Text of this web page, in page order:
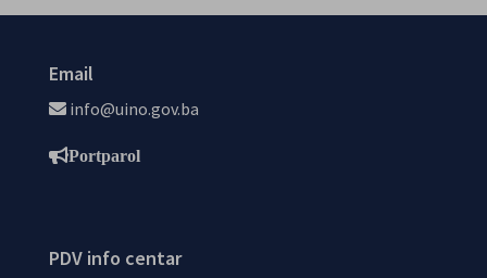
Email
info@uino.gov.ba
Portparol
PDV info centar